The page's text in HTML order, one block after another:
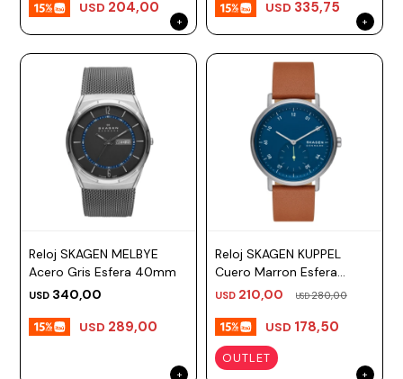
USD 204,00 USD 335,75
Reloj SKAGEN MELBYE
Acero Gris Esfera 40mm
USD 340,00
USD 289,00
Reloj SKAGEN KUPPEL
Cuero Marron Esfera
44mm
USD 210,00 USD280,00
USD 178,50
OUTLET